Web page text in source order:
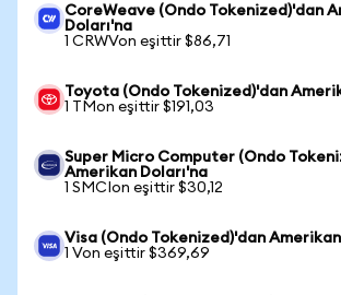
CoreWeave (Ondo Tokenized)'dan
Doları'na
1 CRWVon eşittir $86,71
Toyota (Ondo Tokenized)'dan
1 TMon eşittir $191,03
Super Micro Computer (Ondo
Amerikan Doları'na
1 SMCIon eşittir $30,12
Visa (Ondo Tokenized)'dan
1 Von eşittir $369,69